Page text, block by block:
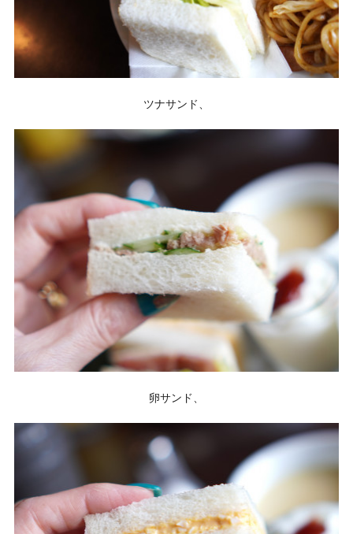
ツナサンド、
卵サンド、